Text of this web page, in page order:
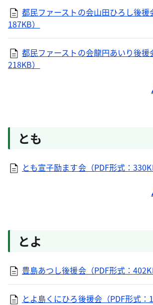
都民ファーストの会山田ひろし後援
187KB）
都民ファーストの会龍円あいり後援
218KB）
とも
とも宣子励ます会（PDF形式：
とよ
豊島あつし後援会（PDF形式：
とよ島くにひろ後援会（PDF形式：